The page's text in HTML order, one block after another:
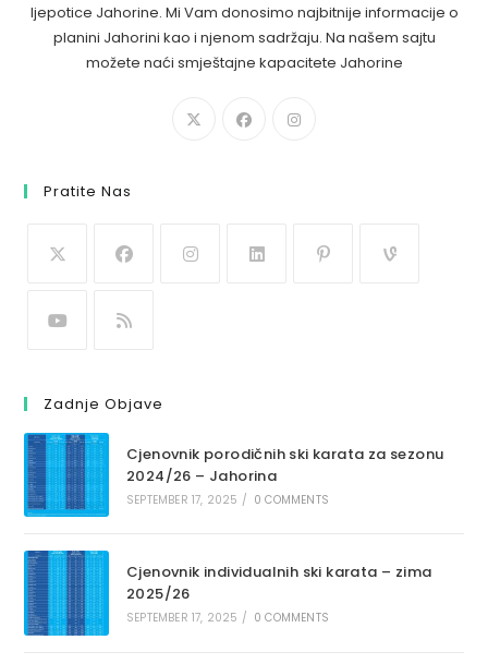
ljepotice Jahorine. Mi Vam donosimo najbitnije informacije o
planini Jahorini kao i njenom sadržaju. Na našem sajtu
možete naći smještajne kapacitete Jahorine
Pratite Nas
Zadnje Objave
Cjenovnik porodičnih ski karata za sezonu
2024/26 – Jahorina
SEPTEMBER 17, 2025 / 0 COMMENTS
Cjenovnik individualnih ski karata – zima
2025/26
SEPTEMBER 17, 2025 / 0 COMMENTS